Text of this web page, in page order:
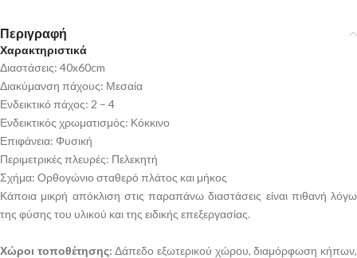
Περιγραφή
Χαρακτηριστικά
Διαστάσεις: 40x60cm
Διακύμανση πάχους: Μεσαία
Ενδεικτικό πάχος: 2 – 4
Ενδεικτικός χρωματισμός: Κόκκινο
Επιφάνεια: Φυσική
Περιμετρικές πλευρές: Πελεκητή
Σχήμα: Ορθογώνιο σταθερό πλάτος και μήκος
Κάποια μικρή απόκλιση στις παραπάνω διαστάσεις είναι πιθανή λόγω
της φύσης του υλικού και της ειδικής επεξεργασίας.
Χώροι τοποθέτησης: Δάπεδο εξωτερικού χώρου, διαμόρφωση κήπων,